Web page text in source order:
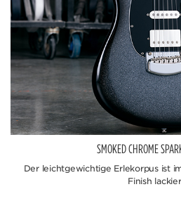
SMOKED CHROME
Der leichtgewichtige Erlekorpus ist
Finish